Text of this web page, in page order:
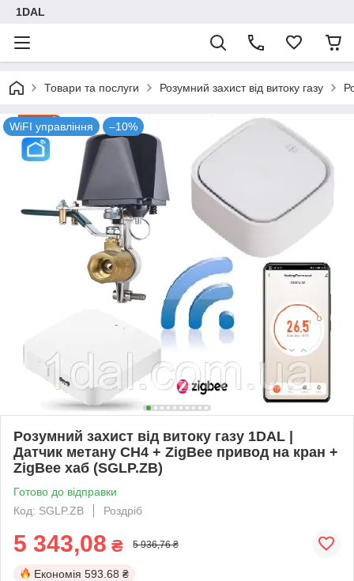
1DAL
Товари та послуги Розумний захист від витоку газу
WiFI управління –10%
Розумний захист від витоку газу 1DAL |
Датчик метану CH4 + ZigBee привод на кран +
ZigBee хаб (SGLP.ZB)
Готово до відправки
Код: SGLP.ZB
Роздріб
5 343,08 ₴ 5 936,76 ₴
Економія 593.68 ₴